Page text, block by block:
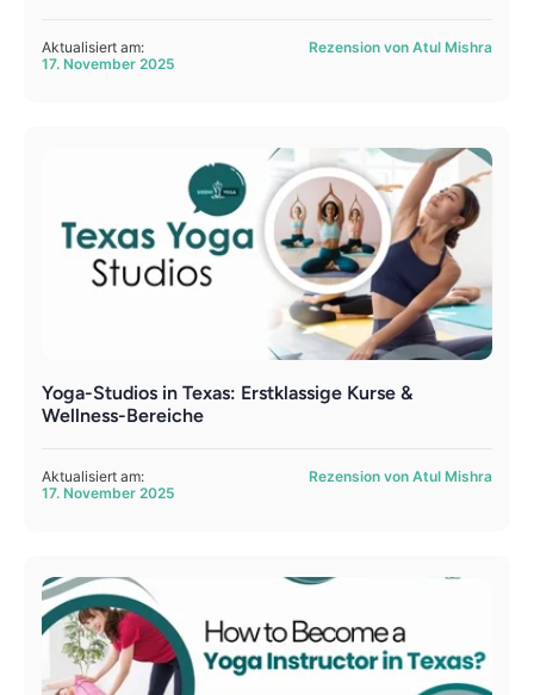
Aktualisiert am:
17. November 2025
Rezension von Atul Mishra
Yoga-Studios in Texas: Erstklassige Kurse &
Wellness-Bereiche
Aktualisiert am:
17. November 2025
Rezension von Atul Mishra